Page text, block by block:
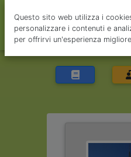
Questo sito web utilizza i
personalizzare i contenuti e
per offrirvi un'esperienza